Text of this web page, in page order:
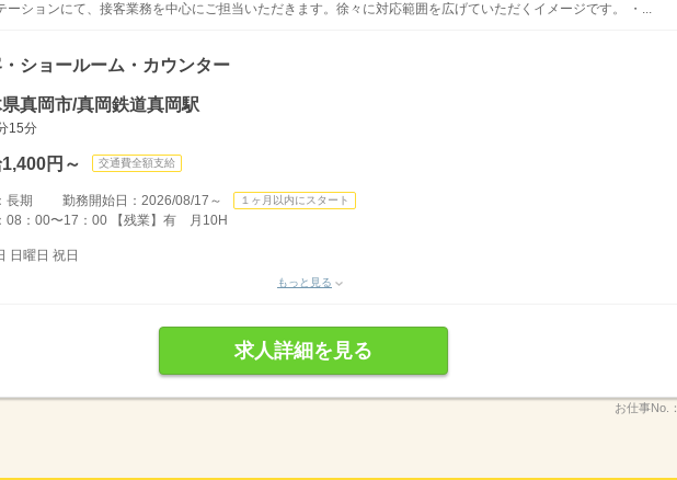
ーションにて、接客業務を中心にご担当いただきます。徐々に対応範囲を広げていただくイメージです。 ・...
ショールーム・カウンター
真岡市/真岡鉄道真岡駅
15分
円～ 交通費全額支給
長期 勤務開始日：2026/08/17～ １ヶ月以内にスタート
08：00〜17：00 【残業】有 月10H
日曜日 祝日
もっと見る
求人詳細を見る
お仕事No.：